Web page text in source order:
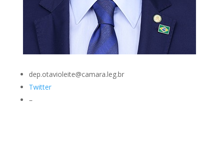
dep.otavioleite@camara.leg.br
Twitter
–